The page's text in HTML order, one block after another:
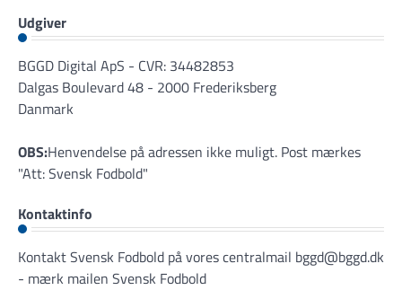
Udgiver
BGGD Digital ApS - CVR: 34482853
Dalgas Boulevard 48 - 2000 Frederiksberg
Danmark
OBS:Henvendelse på adressen ikke muligt. Post mærkes
"Att: Svensk Fodbold"
Kontaktinfo
Kontakt Svensk Fodbold på vores centralmail bggd@bggd.dk
- mærk mailen Svensk Fodbold